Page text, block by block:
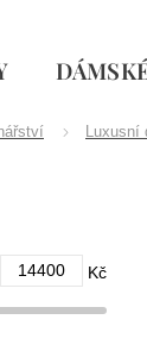
Luxusní
14400 Kč